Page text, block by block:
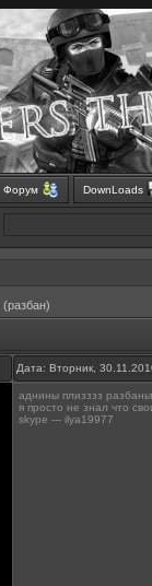
Форум DownLoads
(разбан)
Дата: Вторник,
аднины плизззз
я просто не знал что
skype --- ilya19977